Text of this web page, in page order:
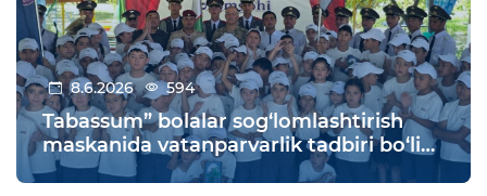
8.6.2026 594
Tabassum” bolalar sog‘lomlashtirish
maskanida vatanparvarlik tadbiri bo‘lib
o‘tdi